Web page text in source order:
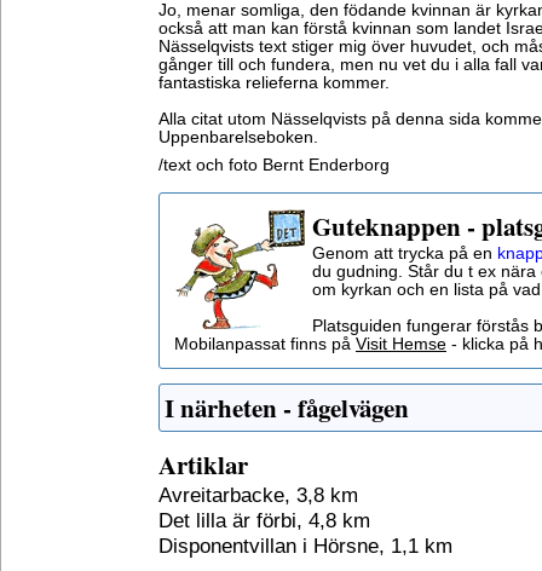
Jo, menar somliga, den födande kvinnan är
också att man kan förstå kvinnan som landet
Nässelqvists text stiger mig över huvudet, och
gånger till och fundera, men nu vet du i alla fall
fantastiska relieferna kommer.
Alla citat utom Nässelqvists på denna sida
Uppenbarelseboken.
/text och foto Bernt Enderborg
Guteknappen -
Genom att trycka på en
du gudning. Står du t ex
om kyrkan och en lista på
Platsguiden fungerar förstås
Mobilanpassat finns på Visit Hemse - klicka på
I närheten - fågelvägen
Artiklar
Avreitarbacke, 3,8 km
Det lilla är förbi, 4,8 km
Disponentvillan i Hörsne, 1,1 km